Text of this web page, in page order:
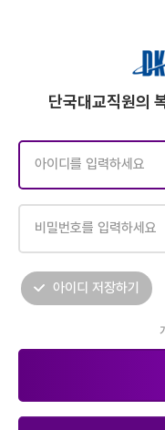
단국대교직원의
아이디 저장하기